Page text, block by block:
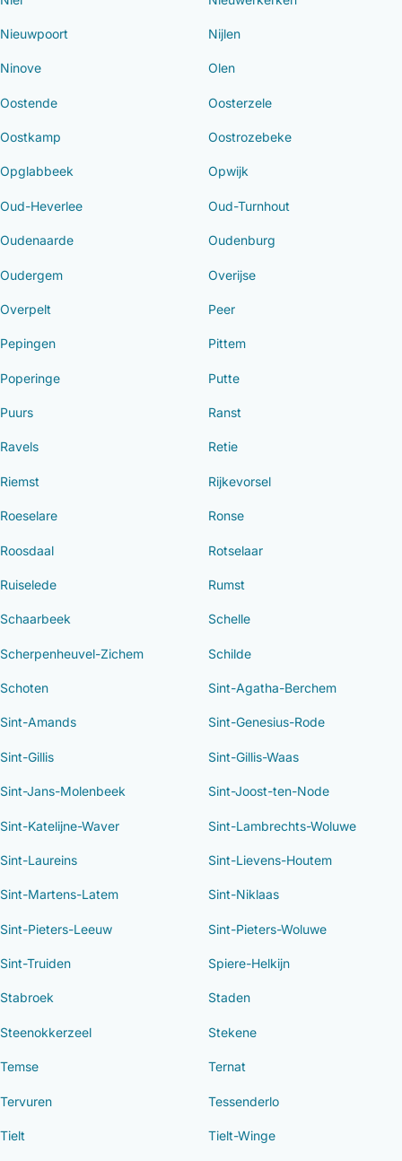
Nieuwpoort Nijlen
Ninove Olen
Oostende Oosterzele
Oostkamp Oostrozebeke
Opglabbeek Opwijk
Oud-Heverlee Oud-Turnhout
Oudenaarde Oudenburg
Oudergem Overijse
Overpelt Peer
Pepingen Pittem
Poperinge Putte
Puurs Ranst
Ravels Retie
Riemst Rijkevorsel
Roeselare Ronse
Roosdaal Rotselaar
Ruiselede Rumst
Schaarbeek Schelle
Scherpenheuvel-Zichem Schilde
Schoten Sint-Agatha-Berchem
Sint-Amands Sint-Genesius-Rode
Sint-Gillis Sint-Gillis-Waas
Sint-Jans-Molenbeek Sint-Joost-ten-Node
Sint-Katelijne-Waver Sint-Lambrechts-Woluwe
Sint-Laureins Sint-Lievens-Houtem
Sint-Martens-Latem Sint-Niklaas
Sint-Pieters-Leeuw Sint-Pieters-Woluwe
Sint-Truiden Spiere-Helkijn
Stabroek Staden
Steenokkerzeel Stekene
Temse Ternat
Tervuren Tessenderlo
Tielt Tielt-Winge